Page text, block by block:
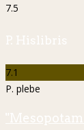
7.5
P. Hislibris
7.1
P. plebe